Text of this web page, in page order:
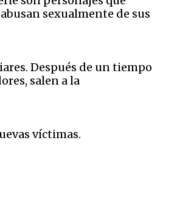
sexualmente de sus
Después de un tiempo
salen a la
víctimas.